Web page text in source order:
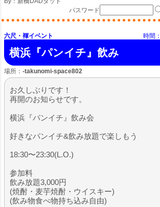
パスワード
六尺・褌イベント 時間：
横浜『パンイチ』飲み
場所： -takunomi-space802
お久しぶりです！
再開のお知らせです。
横浜『パンイチ』飲み会
好きなパンイチ&飲み放題で楽しもう
18:30〜23:30(L.O.)
参加料
飲み放題3,000円
(焼酎・麦芋焼酎・ウイスキー)
(飲み物食べ物持ち込み自由)